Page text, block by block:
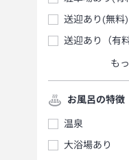
送迎あり(無料)
送迎あり（有
も
お風呂の特徴
温泉
大浴場あり